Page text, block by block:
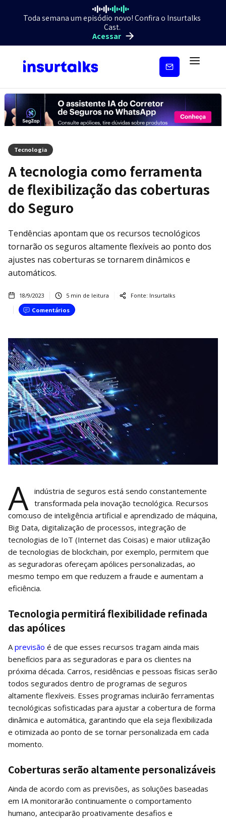
Toda semana um episódio novo! Confira o Insurtalks
Cast.
Acessar
Inscreva-
Tecnologia
A tecnologia como ferramenta
de flexibilização das coberturas
do Seguro
Tendências apontam que os recursos tecnológicos
tornarão os seguros altamente flexíveis ao ponto dos
ajustes nas coberturas se tornarem dinâmicos e
automáticos.
18/9/2023 5 min de leitura Fonte: Insurtalks
Comentários
A indústria de seguros está sendo constantemente
transformada pela inovação tecnológica. Recursos
como:uso de inteligência artificial e aprendizado de máquina,
Big Data, digitalização de processos, integração de
tecnologias de IoT (Internet das Coisas) e maior utilização
de tecnologias de blockchain, por exemplo, permitem que
as seguradoras ofereçam apólices personalizadas, ao
mesmo tempo em que reduzem a fraude e aumentam a
eficiência.
Tecnologia permitirá flexibilidade refinada
das apólices
A previsão é de que esses recursos tragam ainda mais
benefícios para as seguradoras e para os clientes na
próxima década. Carros, residências e pessoas físicas serão
todos segurados dentro de programas de seguros
altamente flexíveis. Esses programas incluirão ferramentas
tecnológicas sofisticadas para ajustar a cobertura de forma
dinâmica e automática, garantindo que ela seja flexibilizada
e otimizada ao ponto de se tornar personalizada em cada
momento.
Coberturas serão altamente personalizáveis
Ainda de acordo com as previsões, as soluções baseadas
em IA monitorarão continuamente o comportamento
humano, anteciparão proativamente desafios e